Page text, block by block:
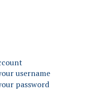
username
password